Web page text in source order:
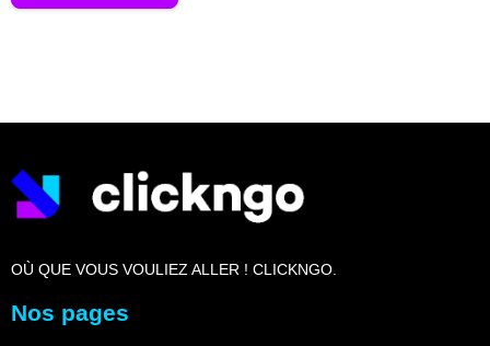
OÙ QUE VOUS VOULIEZ ALLER ! CLICKNGO.
Nos pages